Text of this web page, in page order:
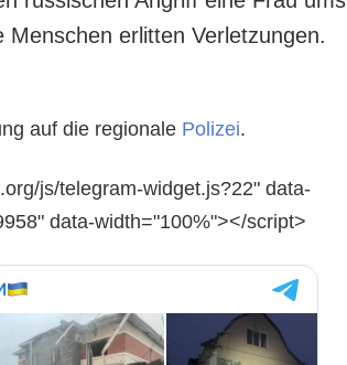
erlitten Verletzungen.
auf die regionale Polizei.
js/telegram-widget.js?22" data-
data-width="100%"></script>